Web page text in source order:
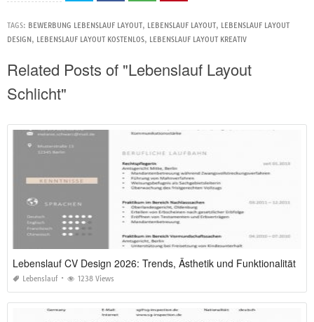
TAGS: BEWERBUNG LEBENSLAUF LAYOUT, LEBENSLAUF LAYOUT, LEBENSLAUF LAYOUT
DESIGN, LEBENSLAUF LAYOUT KOSTENLOS, LEBENSLAUF LAYOUT KREATIV
Related Posts of "Lebenslauf Layout
Schlicht"
Lebenslauf CV Design 2026: Trends, Ästhetik und Funktionalität
Lebenslauf 1238 Views